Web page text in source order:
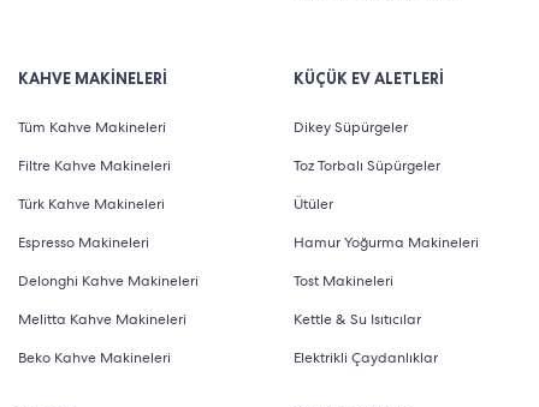
KAHVE MAKİNELERİ
Tüm Kahve Makineleri
Filtre Kahve Makineleri
Türk Kahve Makineleri
Espresso Makineleri
Delonghi Kahve Makineleri
Melitta Kahve Makineleri
Beko Kahve Makineleri
KÜÇÜK EV ALETLERİ
Dikey Süpürgeler
Toz Torbalı Süpürgeler
Ütüler
Hamur Yoğurma Makineleri
Tost Makineleri
Kettle & Su Isıtıcılar
Elektrikli Çaydanlıklar